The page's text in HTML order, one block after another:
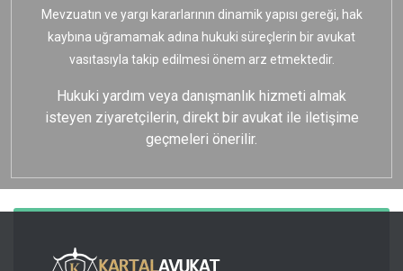
Mevzuatın ve yargı kararlarının dinamik yapısı gereği, hak
kaybına uğramamak adına hukuki süreçlerin bir avukat
vasıtasıyla takip edilmesi önem arz etmektedir.
Hukuki yardım veya danışmanlık hizmeti almak
isteyen ziyaretçilerin, direkt bir avukat ile iletişime
geçmeleri önerilir.